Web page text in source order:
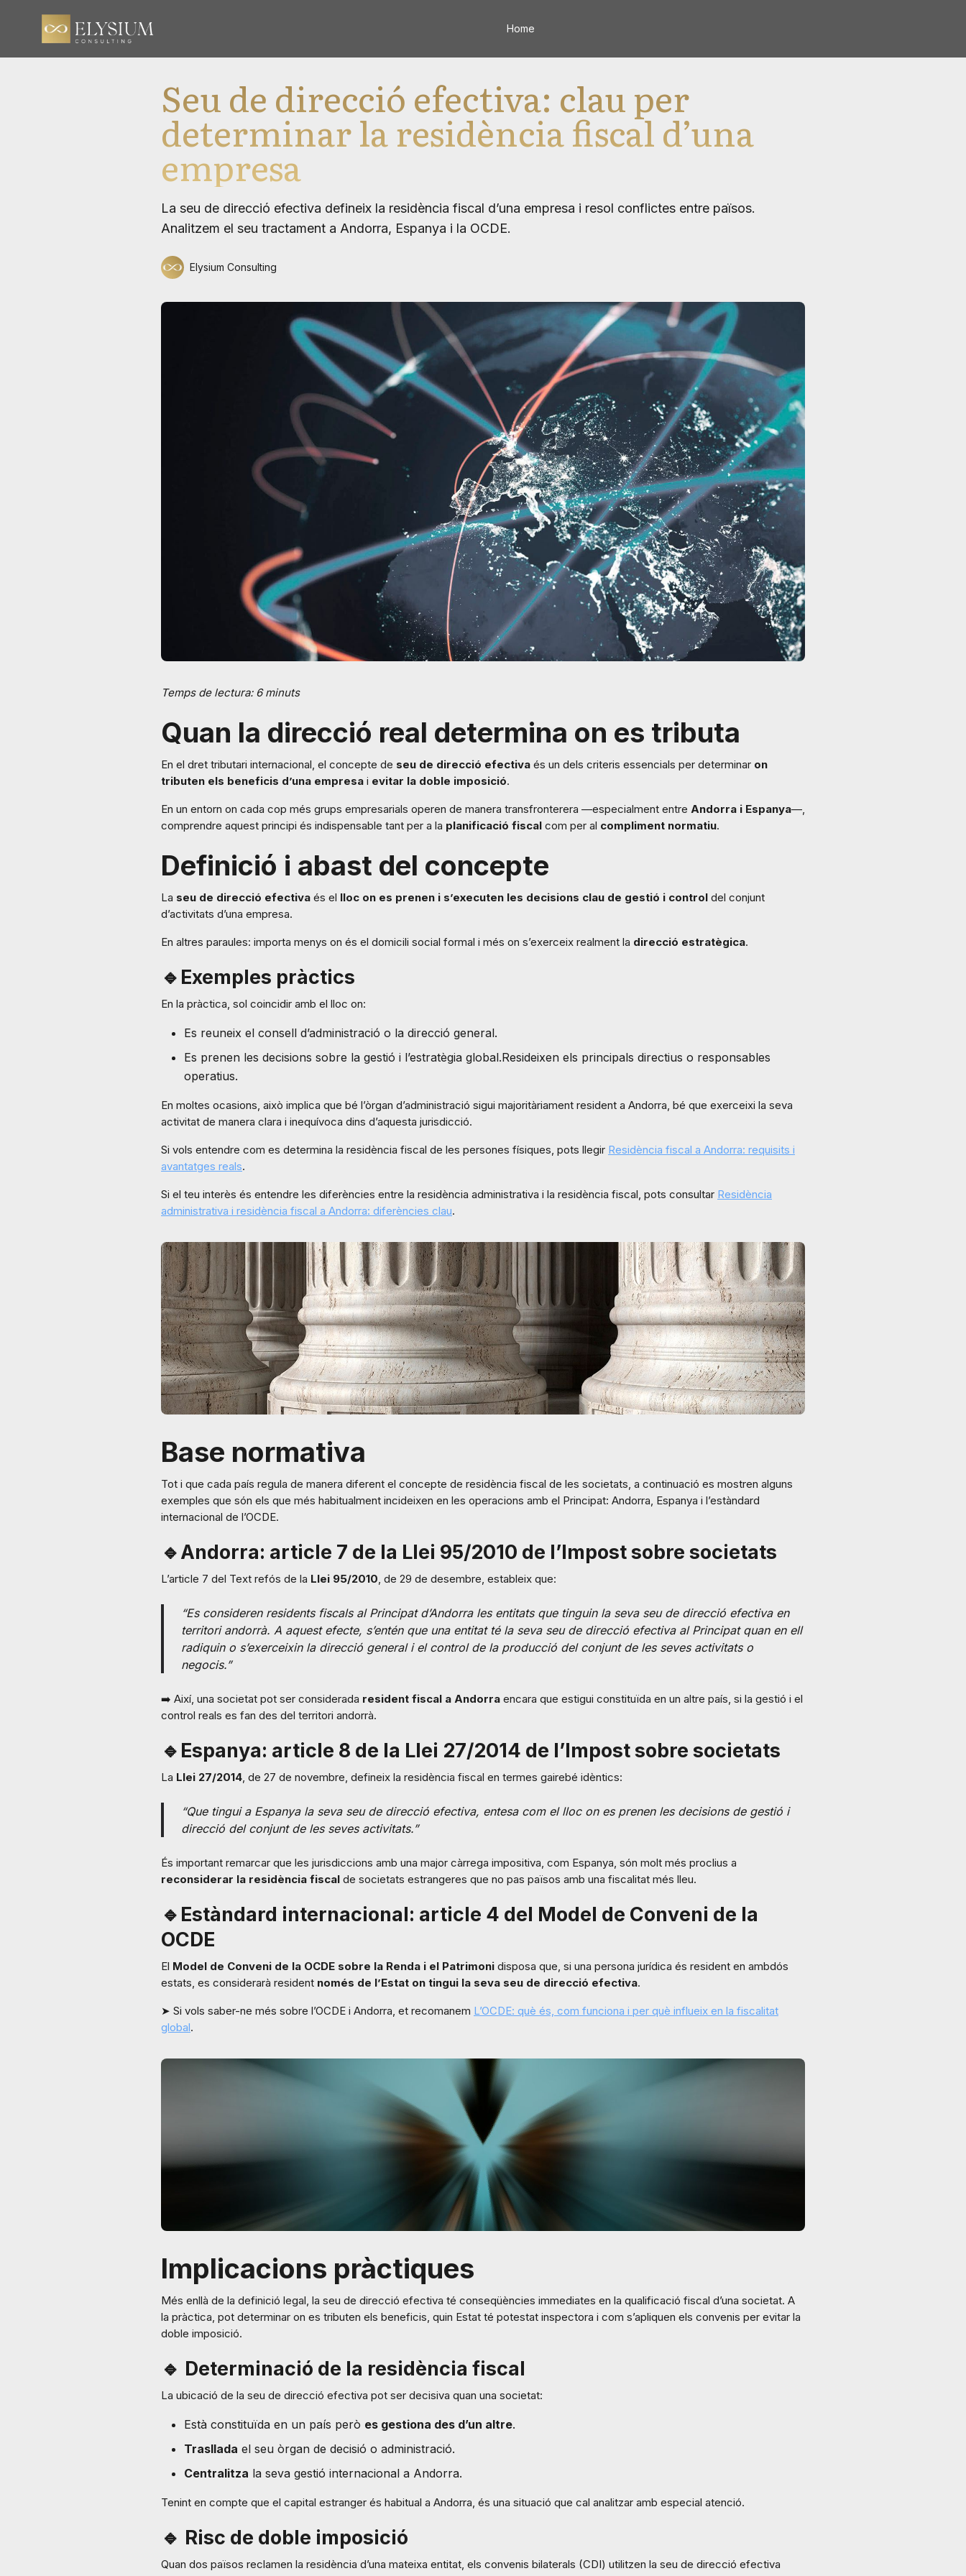
Home
Seu de direcció efectiva: clau per
determinar la residència fiscal d’una
empresa
La seu de direcció efectiva defineix la residència fiscal d’una empresa i resol conflictes entre països.
Analitzem el seu tractament a Andorra, Espanya i la OCDE.
Elysium Consulting
Temps de lectura: 6 minuts
Quan la direcció real determina on es tributa
En el dret tributari internacional, el concepte de seu de direcció efectiva és un dels criteris essencials per determinar on
tributen els beneficis d’una empresa i evitar la doble imposició.
En un entorn on cada cop més grups empresarials operen de manera transfronterera —especialment entre Andorra i Espanya—,
comprendre aquest principi és indispensable tant per a la planificació fiscal com per al compliment normatiu.
Definició i abast del concepte
La seu de direcció efectiva és el lloc on es prenen i s’executen les decisions clau de gestió i control del conjunt
d’activitats d’una empresa.
En altres paraules: importa menys on és el domicili social formal i més on s’exerceix realment la direcció estratègica.
🔹Exemples pràctics
En la pràctica, sol coincidir amb el lloc on:
Es reuneix el consell d’administració o la direcció general.
Es prenen les decisions sobre la gestió i l’estratègia global.Resideixen els principals directius o responsables
operatius.
En moltes ocasions, això implica que bé l’òrgan d’administració sigui majoritàriament resident a Andorra, bé que exerceixi la seva
activitat de manera clara i inequívoca dins d’aquesta jurisdicció.
Si vols entendre com es determina la residència fiscal de les persones físiques, pots llegir Residència fiscal a Andorra: requisits i
avantatges reals.
Si el teu interès és entendre les diferències entre la residència administrativa i la residència fiscal, pots consultar Residència
administrativa i residència fiscal a Andorra: diferències clau.
Base normativa
Tot i que cada país regula de manera diferent el concepte de residència fiscal de les societats, a continuació es mostren alguns
exemples que són els que més habitualment incideixen en les operacions amb el Principat: Andorra, Espanya i l’estàndard
internacional de l’OCDE.
🔹Andorra: article 7 de la Llei 95/2010 de l’Impost sobre societats
L’article 7 del Text refós de la Llei 95/2010, de 29 de desembre, estableix que:
“Es consideren residents fiscals al Principat d’Andorra les entitats que tinguin la seva seu de direcció efectiva en
territori andorrà. A aquest efecte, s’entén que una entitat té la seva seu de direcció efectiva al Principat quan en ell
radiquin o s’exerceixin la direcció general i el control de la producció del conjunt de les seves activitats o
negocis.”
➡️ Així, una societat pot ser considerada resident fiscal a Andorra encara que estigui constituïda en un altre país, si la gestió i el
control reals es fan des del territori andorrà.
🔹Espanya: article 8 de la Llei 27/2014 de l’Impost sobre societats
La Llei 27/2014, de 27 de novembre, defineix la residència fiscal en termes gairebé idèntics:
“Que tingui a Espanya la seva seu de direcció efectiva, entesa com el lloc on es prenen les decisions de gestió i
direcció del conjunt de les seves activitats.”
És important remarcar que les jurisdiccions amb una major càrrega impositiva, com Espanya, són molt més proclius a
reconsiderar la residència fiscal de societats estrangeres que no pas països amb una fiscalitat més lleu.
🔹Estàndard internacional: article 4 del Model de Conveni de la
OCDE
El Model de Conveni de la OCDE sobre la Renda i el Patrimoni disposa que, si una persona jurídica és resident en ambdós
estats, es considerarà resident només de l’Estat on tingui la seva seu de direcció efectiva.
➤ Si vols saber-ne més sobre l’OCDE i Andorra, et recomanem L’OCDE: què és, com funciona i per què influeix en la fiscalitat
global.
Implicacions pràctiques
Més enllà de la definició legal, la seu de direcció efectiva té conseqüències immediates en la qualificació fiscal d’una societat. A
la pràctica, pot determinar on es tributen els beneficis, quin Estat té potestat inspectora i com s’apliquen els convenis per evitar la
doble imposició.
🔹 Determinació de la residència fiscal
La ubicació de la seu de direcció efectiva pot ser decisiva quan una societat:
Està constituïda en un país però es gestiona des d’un altre.
Trasllada el seu òrgan de decisió o administració.
Centralitza la seva gestió internacional a Andorra.
Tenint en compte que el capital estranger és habitual a Andorra, és una situació que cal analitzar amb especial atenció.
🔹 Risc de doble imposició
Quan dos països reclamen la residència d’una mateixa entitat, els convenis bilaterals (CDI) utilitzen la seu de direcció efectiva